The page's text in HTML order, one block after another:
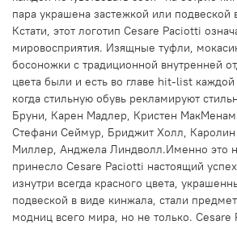
пара украшена застежкой или подвеской
Кстати, этот логотип Cesare Paciotti
мировосприятия. Изящные туфли,
босоножки с традиционной внутренней
цвета были и есть во главе hit-list
когда стильную обувь рекламируют
Бруни, Карен Мадлер, Кристен
Стефани Сеймур, Бриджит Холл,
Миллер, Анджела Линдволл.Именно это
принесло Cesare Paciotti настоящий
изнутри всегда красного цвета,
подвеской в виде кинжала, стали
модниц всего мира, но не только. Cesare